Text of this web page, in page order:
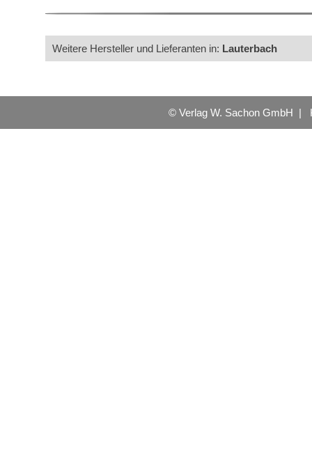
Weitere Hersteller und Lieferanten in: Lauterbach
© Verlag W. Sachon GmbH |